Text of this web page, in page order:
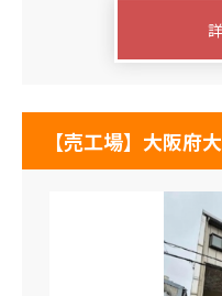
【売工場】大阪府